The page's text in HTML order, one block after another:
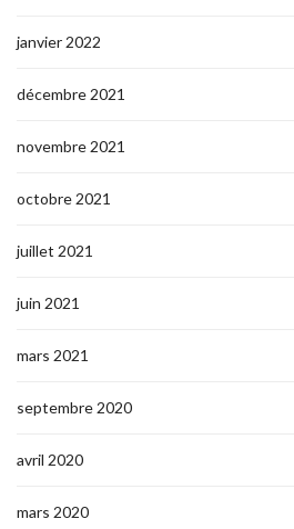
janvier 2022
décembre 2021
novembre 2021
octobre 2021
juillet 2021
juin 2021
mars 2021
septembre 2020
avril 2020
mars 2020